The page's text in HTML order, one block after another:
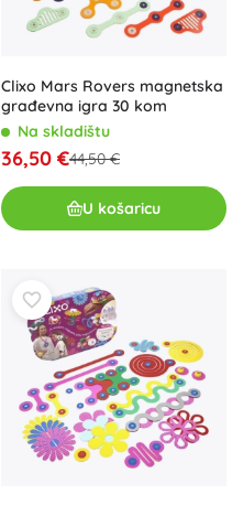
Clixo Mars Rovers magnetska
građevna igra 30 kom
Na skladištu
36,50 €44,50 €
U košaricu